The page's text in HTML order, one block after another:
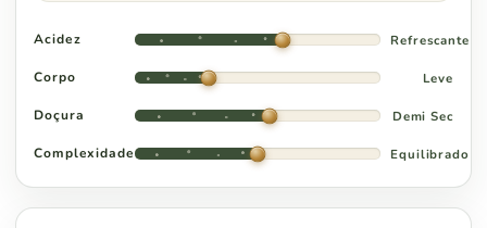
Acidez Refrescante
Corpo Leve
Doçura Demi Sec
Complexidade Equilibrado